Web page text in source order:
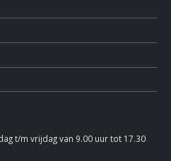
t/m vrijdag van 9.00 uur tot 17.30